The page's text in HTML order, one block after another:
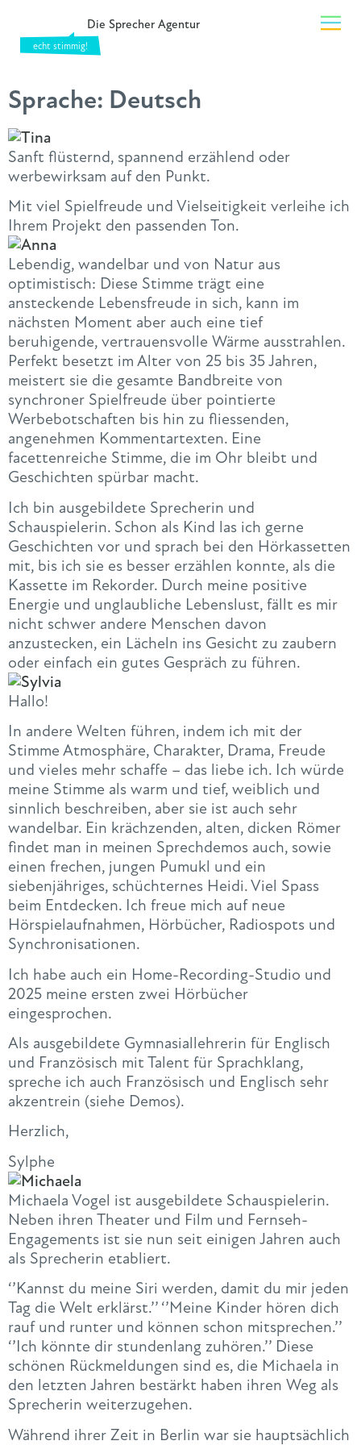
Die Sprecher Agentur
Sprache: Deutsch
Sanft flüsternd, spannend erzählend oder
werbewirksam auf den Punkt.
Mit viel Spielfreude und Vielseitigkeit verleihe ich
Ihrem Projekt den passenden Ton.
Lebendig, wandelbar und von Natur aus
optimistisch: Diese Stimme trägt eine
ansteckende Lebensfreude in sich, kann im
nächsten Moment aber auch eine tief
beruhigende, vertrauensvolle Wärme ausstrahlen.
Perfekt besetzt im Alter von 25 bis 35 Jahren,
meistert sie die gesamte Bandbreite von
synchroner Spielfreude über pointierte
Werbebotschaften bis hin zu fliessenden,
angenehmen Kommentartexten. Eine
facettenreiche Stimme, die im Ohr bleibt und
Geschichten spürbar macht.
Ich bin ausgebildete Sprecherin und
Schauspielerin. Schon als Kind las ich gerne
Geschichten vor und sprach bei den Hörkassetten
mit, bis ich sie es besser erzählen konnte, als die
Kassette im Rekorder. Durch meine positive
Energie und unglaubliche Lebenslust, fällt es mir
nicht schwer andere Menschen davon
anzustecken, ein Lächeln ins Gesicht zu zaubern
oder einfach ein gutes Gespräch zu führen.
Hallo!
In andere Welten führen, indem ich mit der
Stimme Atmosphäre, Charakter, Drama, Freude
und vieles mehr schaffe – das liebe ich. Ich würde
meine Stimme als warm und tief, weiblich und
sinnlich beschreiben, aber sie ist auch sehr
wandelbar. Ein krächzenden, alten, dicken Römer
findet man in meinen Sprechdemos auch, sowie
einen frechen, jungen Pumukl und ein
siebenjähriges, schüchternes Heidi. Viel Spass
beim Entdecken. Ich freue mich auf neue
Hörspielaufnahmen, Hörbücher, Radiospots und
Synchronisationen.
Ich habe auch ein Home-Recording-Studio und
2025 meine ersten zwei Hörbücher
eingesprochen.
Als ausgebildete Gymnasiallehrerin für Englisch
und Französisch mit Talent für Sprachklang,
spreche ich auch Französisch und Englisch sehr
akzentrein (siehe Demos).
Herzlich,
Sylphe
Michaela Vogel ist ausgebildete Schauspielerin.
Neben ihren Theater und Film und Fernseh-
Engagements ist sie nun seit einigen Jahren auch
als Sprecherin etabliert.
‘’Kannst du meine Siri werden, damit du mir jeden
Tag die Welt erklärst.’’ ‘’Meine Kinder hören dich
rauf und runter und können schon mitsprechen.’’
‘’Ich könnte dir stundenlang zuhören.’’ Diese
schönen Rückmeldungen sind es, die Michaela in
den letzten Jahren bestärkt haben ihren Weg als
Sprecherin weiterzugehen.
Während ihrer Zeit in Berlin war sie hauptsächlich